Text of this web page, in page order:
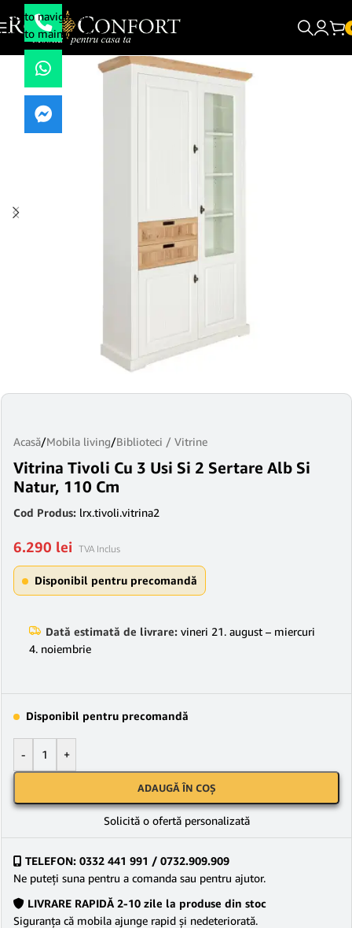
Skip to navigation
Skip to main content
Acasă/Mobila living/Biblioteci / Vitrine
Vitrina Tivoli Cu 3 Usi Si 2 Sertare Alb Si
Natur, 110 Cm
Cod Produs: lrx.tivoli.vitrina2
6.290 lei TVA Inclus
Disponibil pentru precomandă
Dată estimată de livrare: vineri 21. august – miercuri
4. noiembrie
Disponibil pentru precomandă
- +
ADAUGĂ ÎN COȘ
Solicită o ofertă personalizată
TELEFON: 0332 441 991 / 0732.909.909
Ne puteţi suna pentru a comanda sau pentru ajutor.
LIVRARE RAPIDĂ 2-10 zile la produse din stoc
Siguranţa că mobila ajunge rapid şi nedeteriorată.